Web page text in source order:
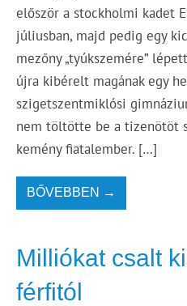
először a stockholmi kadet
júliusban, majd pedig egy
mezőny „tyúkszemére”
újra kibérelt magának egy
szigetszentmiklósi
nem töltötte be a tizenötöt
kemény fiatalember. […]
BŐVEBBEN →
Milliókat csalt
férfitól